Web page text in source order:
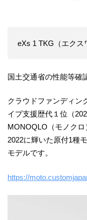
eXs 1 TKG（エクス
国土交通省の性能等確
クラウドファンディン
イプ支援歴代１位（
MONOQLO（モノク
2022に輝いた原付1種
モデルです。
https://